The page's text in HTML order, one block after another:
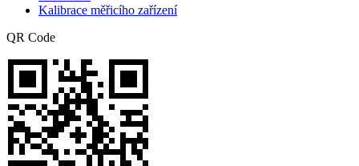
Kalibrace měřicího zařízení
QR Code